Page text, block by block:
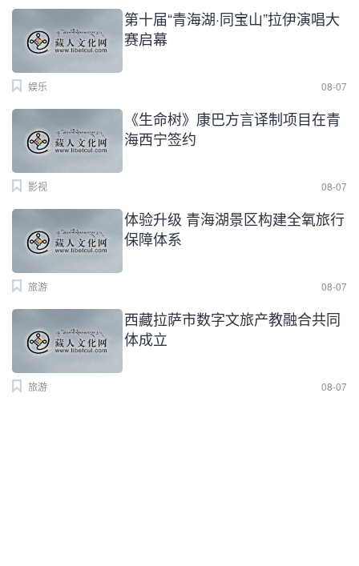
第十届“青海湖·同宝山”拉伊演唱大
赛启幕
08-07
娱乐
《生命树》康巴方言译制项目在青
海西宁签约
08-07
影视
体验升级 青海湖景区构建全氧旅行
保障体系
08-07
旅游
西藏拉萨市数字文旅产教融合共同
体成立
08-07
旅游